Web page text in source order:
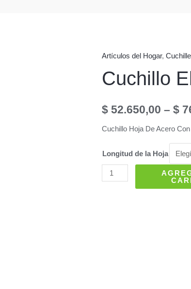
Artículos del Hogar,
Cuchillo
$ 52.650,00 – $
Cuchillo Hoja De Acero
Longitud de la Hoja
Cuchillo
El